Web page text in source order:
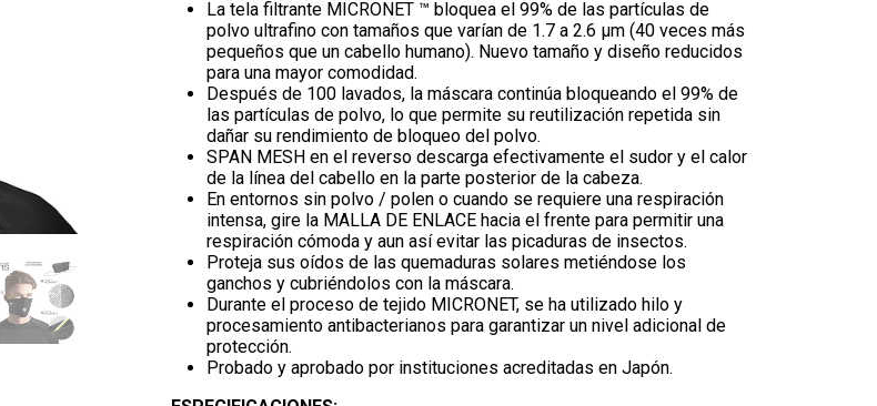
La tela filtrante MICRONET ™ bloquea el 99% de las partículas de
polvo ultrafino con tamaños que varían de 1.7 a 2.6 μm (40 veces más
pequeños que un cabello humano). Nuevo tamaño y diseño reducidos
para una mayor comodidad.
Después de 100 lavados, la máscara continúa bloqueando el 99% de
las partículas de polvo, lo que permite su reutilización repetida sin
dañar su rendimiento de bloqueo del polvo.
SPAN MESH en el reverso descarga efectivamente el sudor y el calor
de la línea del cabello en la parte posterior de la cabeza.
En entornos sin polvo / polen o cuando se requiere una respiración
intensa, gire la MALLA DE ENLACE hacia el frente para permitir una
respiración cómoda y aun así evitar las picaduras de insectos.
Proteja sus oídos de las quemaduras solares metiéndose los
ganchos y cubriéndolos con la máscara.
Durante el proceso de tejido MICRONET, se ha utilizado hilo y
procesamiento antibacterianos para garantizar un nivel adicional de
protección.
Probado y aprobado por instituciones acreditadas en Japón.